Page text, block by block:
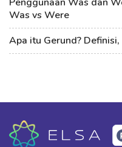
Was vs Were
Apa itu Gerund?